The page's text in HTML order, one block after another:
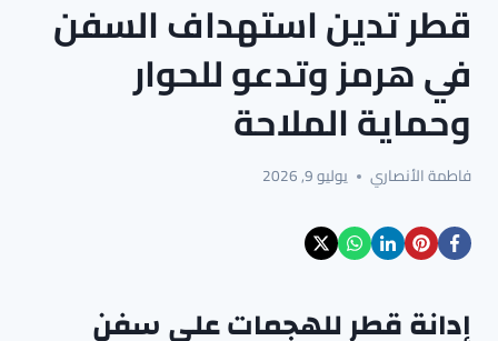
قطر تدين استهداف السفن
في هرمز وتدعو للحوار
وحماية الملاحة
فاطمة الأنصاري يوليو 9, 2026
إدانة قطر للهجمات على سفن